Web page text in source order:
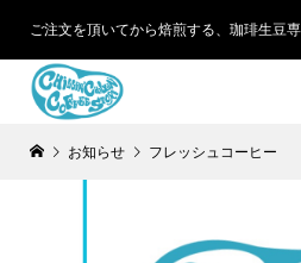
ご注文を頂いてから焙煎する、珈琲生豆
お知らせ フレッシュコーヒー